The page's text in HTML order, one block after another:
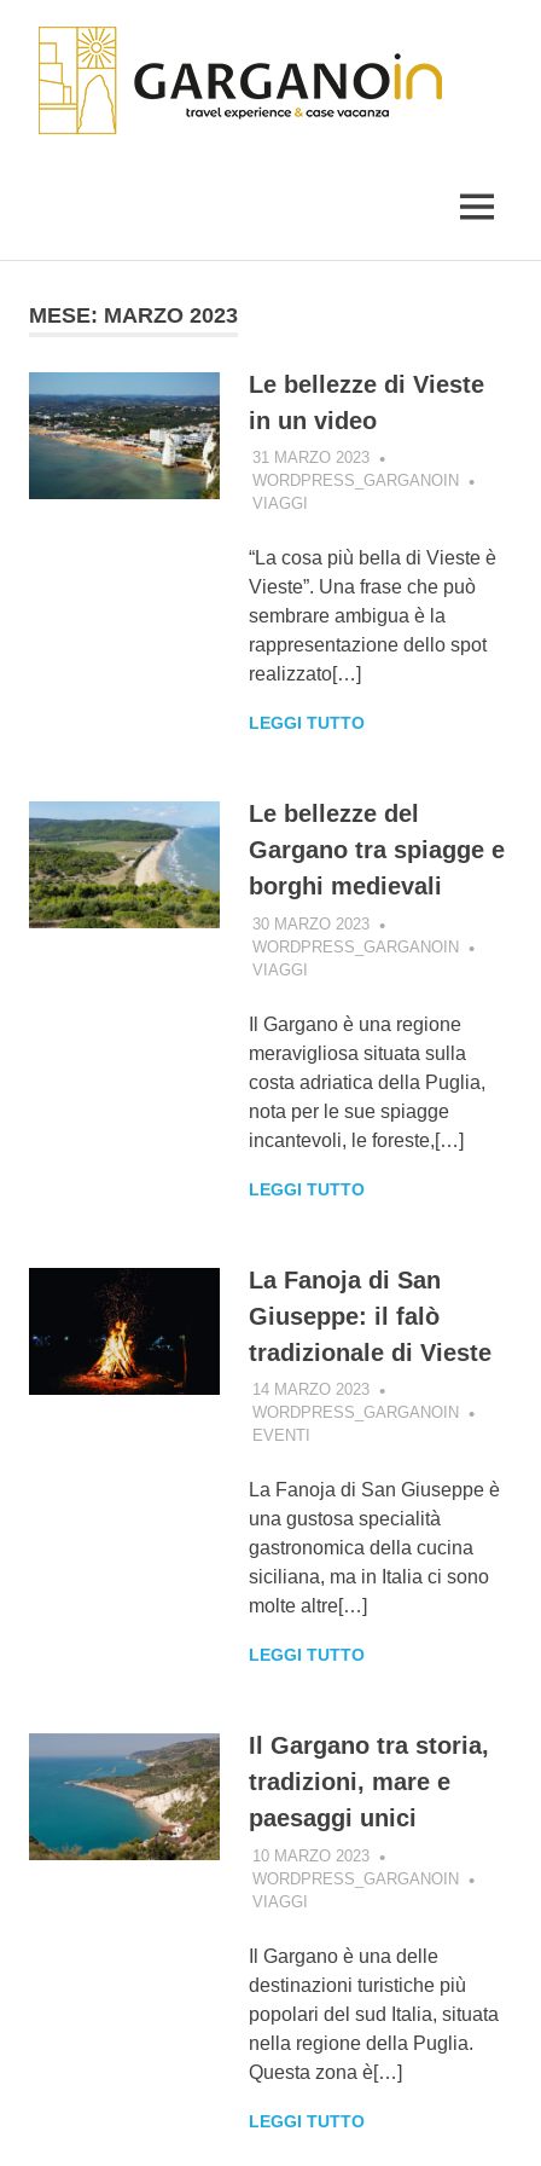
contenuto
MENU
MESE: MARZO 2023
Le bellezze di Vieste
in un video
31 MARZO 2023
WORDPRESS_GARGANOIN
VIAGGI
“La cosa più bella di Vieste è
Vieste”. Una frase che può
sembrare ambigua è la
rappresentazione dello spot
realizzato[…]
LEGGI TUTTO
Le bellezze del
Gargano tra spiagge e
borghi medievali
30 MARZO 2023
WORDPRESS_GARGANOIN
VIAGGI
Il Gargano è una regione
meravigliosa situata sulla
costa adriatica della Puglia,
nota per le sue spiagge
incantevoli, le foreste,[…]
LEGGI TUTTO
La Fanoja di San
Giuseppe: il falò
tradizionale di Vieste
14 MARZO 2023
WORDPRESS_GARGANOIN
EVENTI
La Fanoja di San Giuseppe è
una gustosa specialità
gastronomica della cucina
siciliana, ma in Italia ci sono
molte altre[…]
LEGGI TUTTO
Il Gargano tra storia,
tradizioni, mare e
paesaggi unici
10 MARZO 2023
WORDPRESS_GARGANOIN
VIAGGI
Il Gargano è una delle
destinazioni turistiche più
popolari del sud Italia, situata
nella regione della Puglia.
Questa zona è[…]
LEGGI TUTTO